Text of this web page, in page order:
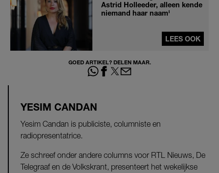
Astrid Holleeder, alleen kende
niemand haar naam'
LEES OOK
GOED ARTIKEL? DELEN MAAR.
YESIM CANDAN
Yesim Candan is publiciste, columniste en
radiopresentatrice.
Ze schreef onder andere columns voor RTL Nieuws, De
Telegraaf en de Volkskrant, presenteert het wekelijkse